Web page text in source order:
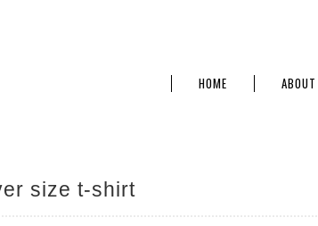
HOME ABOUT
size t-shirt